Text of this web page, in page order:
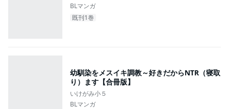
BLマンガ
既刊1巻
幼馴染をメスイキ調教～好きだからNTR（寝取
り）ます【合冊版】
いけがみ小５
BLマンガ